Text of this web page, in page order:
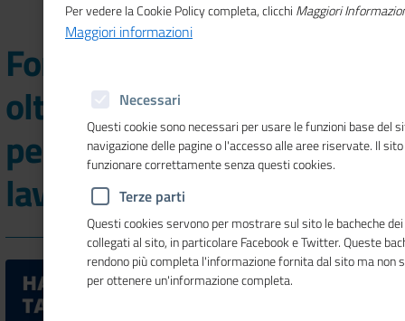
Formazione DIGICHAMPS:
oltre 200 giovani pronti
per un'esperienza
lavorativa
Per vedere la Cookie Policy completa, clicchi Maggiori
Maggiori informazioni
Necessari
Questi cookie sono necessari per usare le funzioni base del
navigazione delle pagine o l'accesso alle aree riservate. Il
funzionare correttamente senza questi cookies.
Terze parti
Questi cookies servono per mostrare sul sito le bacheche
collegati al sito, in particolare Facebook e Twitter. Queste
rendono più completa l'informazione fornita dal sito ma non
per ottenere un'informazione completa.